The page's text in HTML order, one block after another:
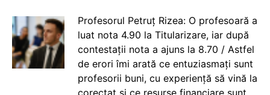
Profesorul Petruț Rizea: O profesoară a
luat nota 4.90 la Titularizare, iar după
contestații nota a ajuns la 8.70 / Astfel
de erori îmi arată ce entuziasmați sunt
profesorii buni, cu experiență să vină la
corectat și ce resurse financiare sunt